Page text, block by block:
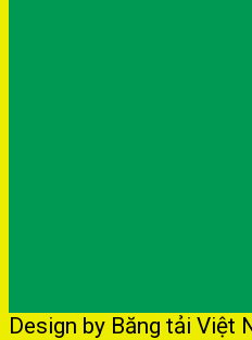
Design by Băng tải Việt